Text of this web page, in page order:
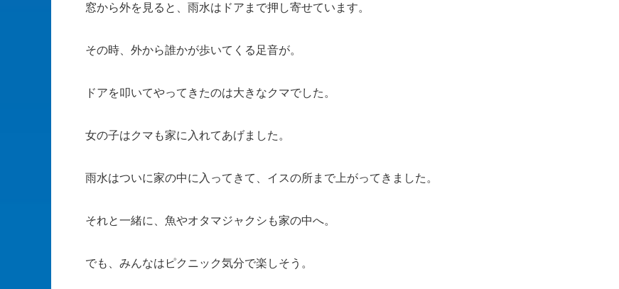
窓から外を見ると、雨水はドアまで押し寄せています。
その時、外から誰かが歩いてくる足音が。
ドアを叩いてやってきたのは大きなクマでした。
女の子はクマも家に入れてあげました。
雨水はついに家の中に入ってきて、イスの所まで上がってきました。
それと一緒に、魚やオタマジャクシも家の中へ。
でも、みんなはピクニック気分で楽しそう。